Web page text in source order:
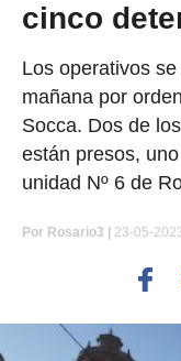
cinco
Los operativos
mañana por
Socca. Dos de
están presos,
unidad Nº 6 de
Por Rosario3 | 23-05-